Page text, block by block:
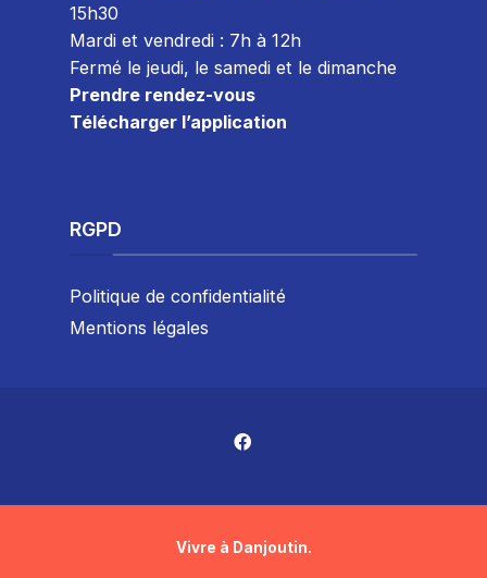
15h30
Mardi et vendredi : 7h à 12h
Fermé le jeudi, le samedi et le dimanche
Prendre rendez-vous
Télécharger l’application
RGPD
Politique de confidentialité
Mentions légales
Vivre à Danjoutin.